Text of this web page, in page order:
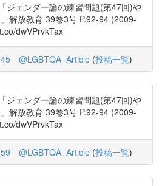
ジェンダー論の練習問題(第47回)や
解放教育 39巻3号 P.92-94 (2009-
dwVPrvkTax
@LGBTQA_Article (投稿一覧)
ジェンダー論の練習問題(第47回)や
解放教育 39巻3号 P.92-94 (2009-
dwVPrvkTax
@LGBTQA_Article (投稿一覧)